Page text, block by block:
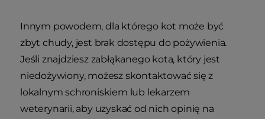
Innym powodem, dla którego kot może być
zbyt chudy, jest brak dostępu do pożywienia.
Jeśli znajdziesz zabłąkanego kota, który jest
niedożywiony, możesz skontaktować się z
lokalnym schroniskiem lub lekarzem
weterynarii, aby uzyskać od nich opinię na